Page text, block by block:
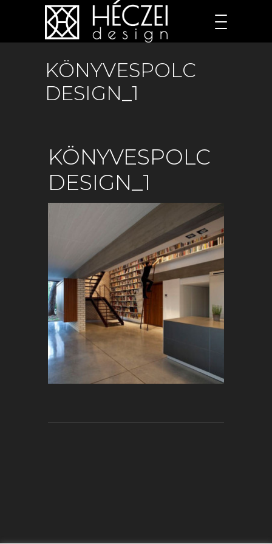
KÖNYVESPOLC
DESIGN_1
KÖNYVESPOLC
DESIGN_1